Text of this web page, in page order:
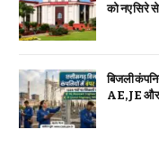
को नए सिरे से
बिजली
AE, JE और